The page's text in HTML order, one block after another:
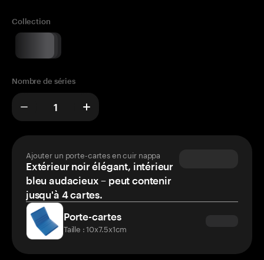
Collection
Nombre de séries
Ajouter un porte-cartes en cuir nappa
Extérieur noir élégant, intérieur
bleu audacieux – peut contenir
jusqu'à 4 cartes.
Porte-cartes
Taille : 10x7.5x1cm